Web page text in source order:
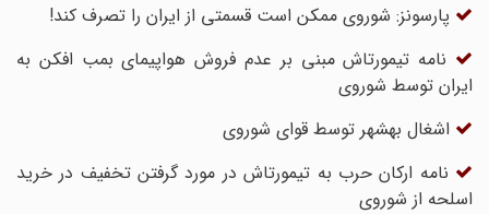
پارسونز: شوروی ممکن است قسمتی از ایران را تصرف کند!
نامه تیمورتاش مبنی بر عدم فروش هواپیمای بمب افکن به
ایران توسط شوروی
اشغال بهشهر توسط قوای شوروی
نامه ارکان حرب به تیمورتاش در مورد گرفتن تخفیف در خرید
اسلحه از شوروی